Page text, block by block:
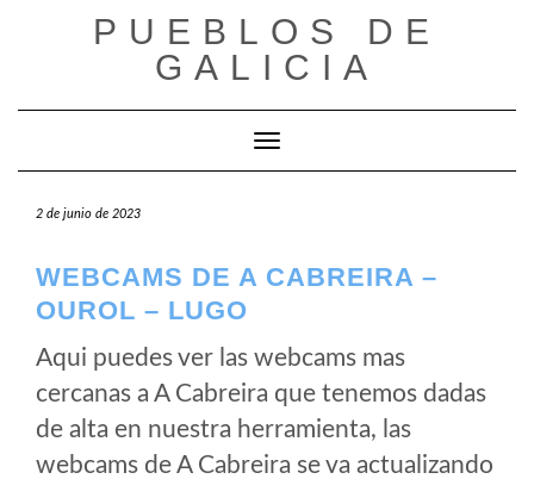
PUEBLOS DE
GALICIA
Cambiar modo de navegación
2 de junio de 2023
WEBCAMS DE A CABREIRA –
OUROL – LUGO
Aqui puedes ver las webcams mas
cercanas a A Cabreira que tenemos dadas
de alta en nuestra herramienta, las
webcams de A Cabreira se va actualizando